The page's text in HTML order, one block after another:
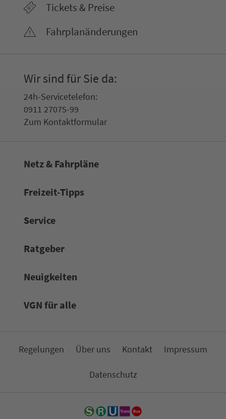
Tickets & Preise
Fahr­plan­ände­rungen
Wir sind für Sie da:
24h-Ser­vice­te­le­fon:
0911 27075-99
Zum Kon­taktformular
Netz & Fahrpläne
Frei­zeit-Tipps
Service
Rat­ge­ber
Neuigkeiten
VGN für alle
Re­ge­lungen Über uns Kon­takt Impressum
Da­ten­schutz